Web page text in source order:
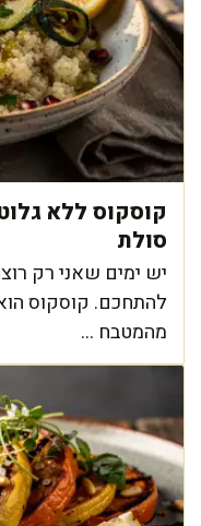
קוסקוס ללא
סולת
יש ימים שאני רק
להתחכם. קוסקוס
מהמטבח ...